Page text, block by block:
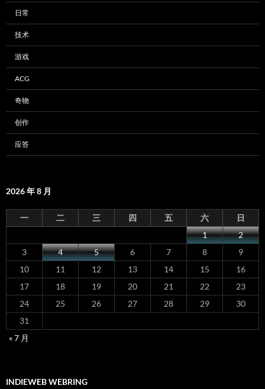
日常
技术
游戏
ACG
奇物
创作
应答
2026 年 8 月
一 二 三 四 五 六
日
1
2
3
4 5 6 7 8
9
10
11 12 13 14 15
16
17
18 19 20 21 22
23
24
25 26 27 28 29
30
31
« 7 月
INDIEWEB WEBRING